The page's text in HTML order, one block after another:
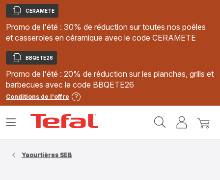
Copier
CERAMETE
Promo de l'été : 30% de réduction sur toutes nos poêles
et casseroles en céramique avec le code CERAMETE
Copier
BBQETE26
Promo de l'été : 20% de réduction sur les planchas, grills et
barbecues avec le code BBQETE26
Conditions de l'offre
MonMon
Ouvrir
Yaourtières SEB